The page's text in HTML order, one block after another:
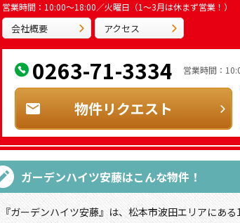
営業時間：10:00～18:00／火曜日（1～3月は休まず営業！）
会社概要 アクセス
0263-71-3334 営業時間：
物件リクエスト
ガーデンハイツ安藤はこんな物件！
『ガーデンハイツ安藤』は、松本市波田エリアにあ